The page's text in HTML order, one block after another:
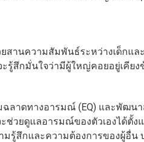
สานความสัมพันธ์ระหว่างเด็กแล
รู้สึกมั่นใจว่ามีผู้ใหญ่คอยอยู่เคียง
ลาดทางอารมณ์ (EQ) และพัฒน
ช่วยดูแลอารมณ์ของตัวเองได้ตั้งแ
รู้สึกและความต้องการของผู้อื่น